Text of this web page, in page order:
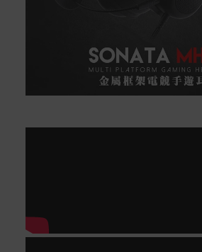
預購商品依商品頁面上的出貨時間安
保固與售後服務
Acer旗下品牌商品保固期限與說明請
s://www.acer.com/tw-zh/support/
rranties
本網站提供以下付款方式：